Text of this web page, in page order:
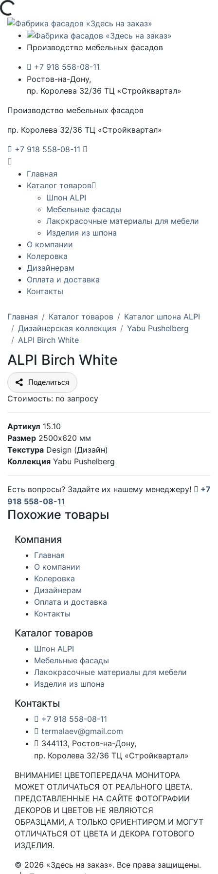
Загрузка...
Производство мебельных фасадов
+7 918 558-08-11
Ростов-на-Дону,
пр. Королева 32/36 ТЦ «Стройквартал»
Производство мебельных фасадов
пр. Королева 32/36 ТЦ «Стройквартал»
+7 918 558-08-11
Главная
Каталог товаров
Шпон ALPI
Мебельные фасады
Лакокрасочные материалы для мебели
Изделия из шпона
О компании
Колеровка
Дизайнерам
Оплата и доставка
Контакты
Главная Каталог товаров
Каталог шпона ALPI
Дизайнерская коллекция
Yabu Pushelberg
ALPI Birch White
ALPI Birch White
Поделиться
Стоимость: по запросу
Артикул 15.10
Размер 2500x620 мм
Текстура Design (Дизайн)
Коллекция Yabu Pushelberg
Есть вопросы? Задайте их нашему менеджеру!
+7
918 558-08-11
Похожие товары
Компания
Главная
О компании
Колеровка
Дизайнерам
Оплата и доставка
Контакты
Каталог товаров
Шпон ALPI
Мебельные фасады
Лакокрасочные материалы для мебели
Изделия из шпона
Контакты
+7 918 558-08-11
termalaev@gmail.com
344113, Ростов-на-Дону,
пр. Королева 32/36 ТЦ «Стройквартал»
ВНИМАНИЕ! ЦВЕТОПЕРЕДАЧА МОНИТОРА
МОЖЕТ ОТЛИЧАТЬСЯ ОТ РЕАЛЬНОГО ЦВЕТА.
ПРЕДСТАВЛЕННЫЕ НА САЙТЕ ФОТОГРАФИИ
ДЕКОРОВ И ЦВЕТОВ НЕ ЯВЛЯЮТСЯ
ОБРАЗЦАМИ, А ТОЛЬКО ОРИЕНТИРОМ И МОГУТ
ОТЛИЧАТЬСЯ ОТ ЦВЕТА И ДЕКОРА ГОТОВОГО
ИЗДЕЛИЯ.
© 2026 «Здесь на заказ». Все права защищены.